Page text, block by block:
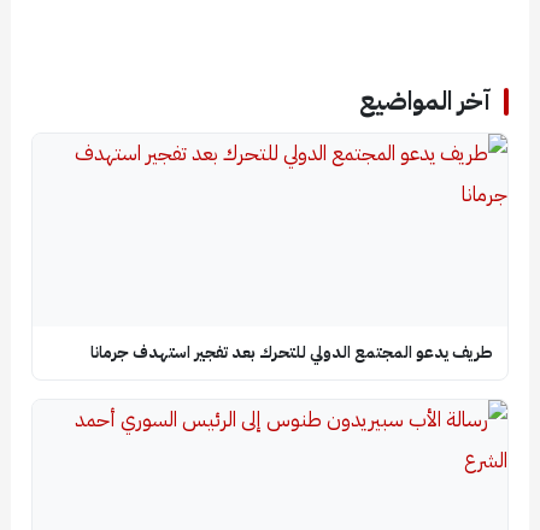
آخر المواضيع
طريف يدعو المجتمع الدولي للتحرك بعد تفجير استهدف جرمانا